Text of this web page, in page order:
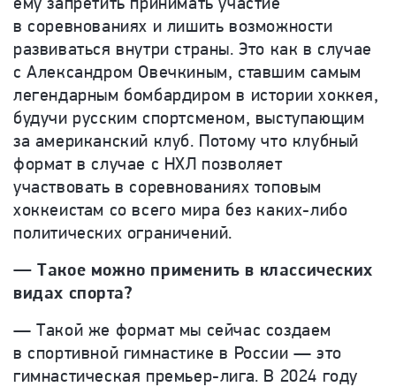
в соревнованиях и лишить возможности
развиваться внутри страны. Это как в случае
с Александром Овечкиным, ставшим самым
легендарным бомбардиром в истории хоккея,
будучи русским спортсменом, выступающим
за американский клуб. Потому что клубный
формат в случае с НХЛ позволяет
участвовать в соревнованиях топовым
хоккеистам со всего мира без каких-либо
политических ограничений.
— Такое можно применить в классических
видах спорта?
— Такой же формат мы сейчас создаем
в спортивной гимнастике в России — это
гимнастическая премьер-лига. В 2024 году